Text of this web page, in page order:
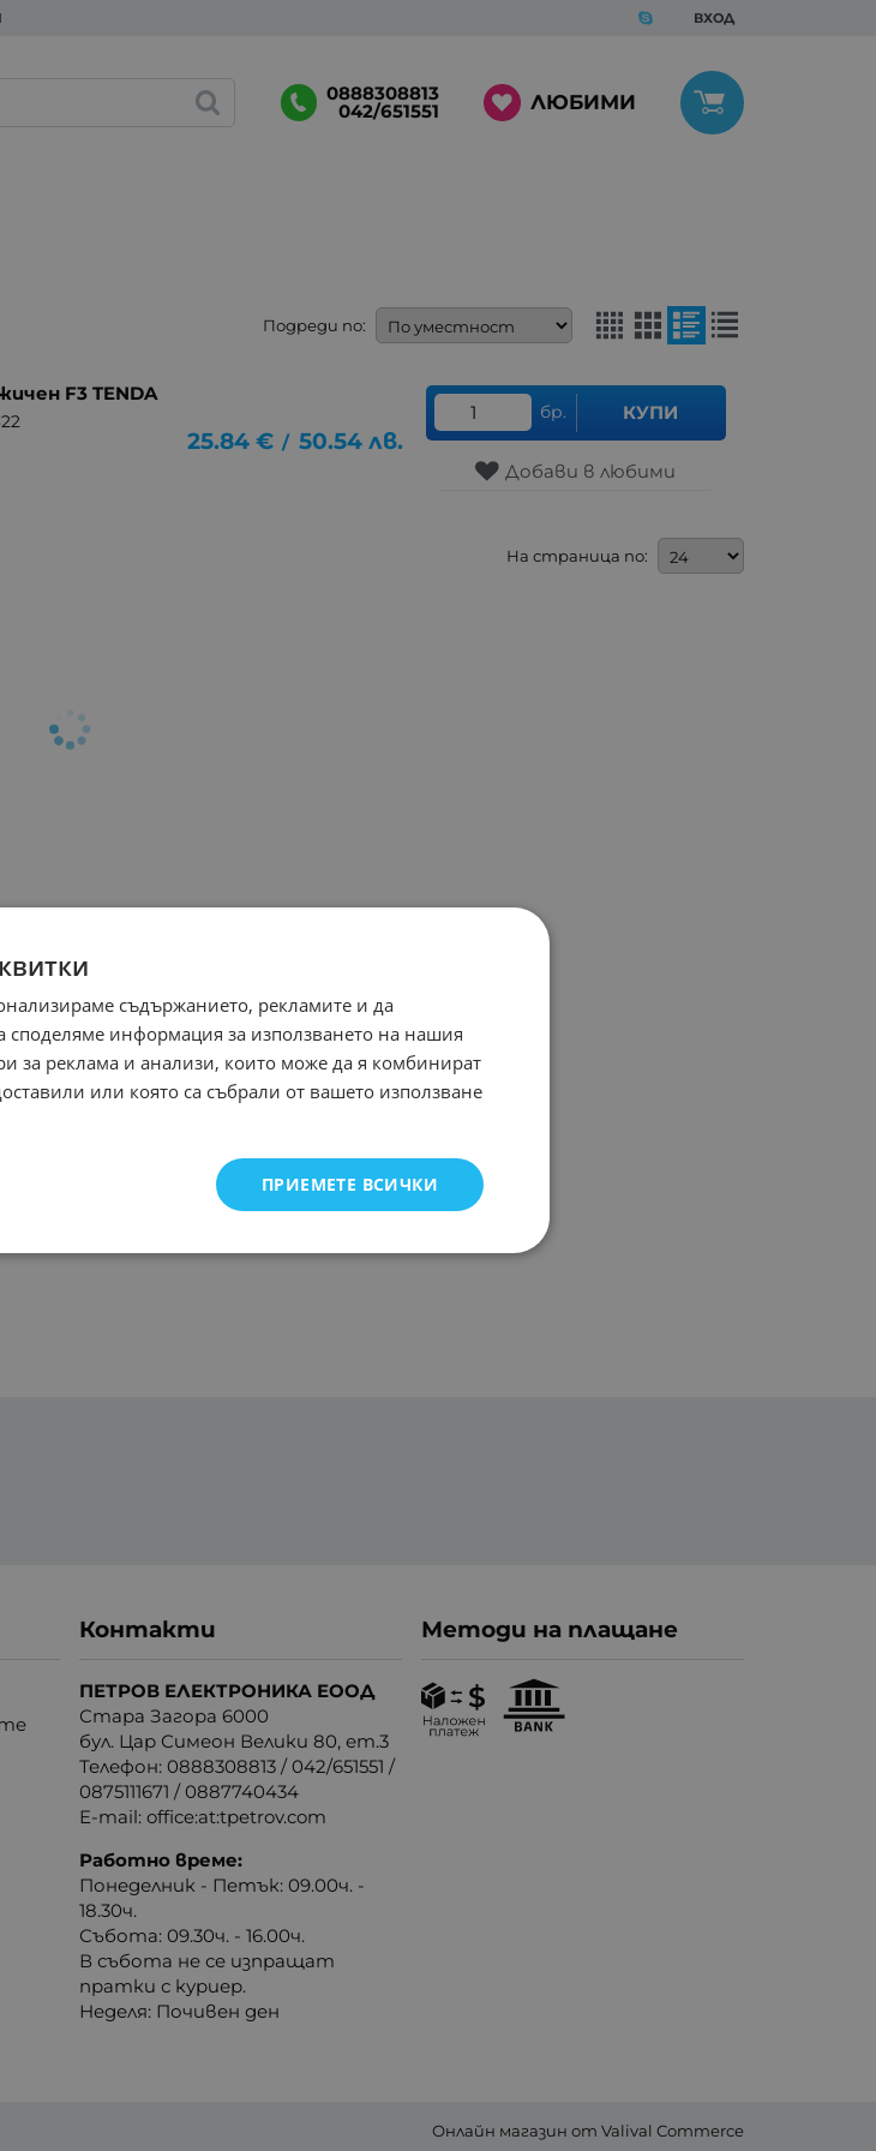
ВХОД
0888308813
042/651551 ЛЮБИМИ
Подреди по:
F3 TENDA
25.84 € / 50.54 лв.
бр. КУПИ
Добави в любими
На страница по:
Контакти
ПЕТРОВ ЕЛЕКТРОНИКА ЕООД
Стара Загора 6000
бул. Цар Симеон Велики 80, ет.3
Телефон:0888308813 /042/651551 /
0875111671 /0887740434
E-mail:office:at:tpetrov.com
Работно време:
Понеделник - Петък: 09.00ч. -
18.30ч.
Събота: 09.30ч. - 16.00ч.
В събота не се изпращат
пратки с куриер.
Неделя: Почивен ден
Методи на плащане
Онлайн магазин от Valival Commerce
съдържанието, рекламите и да
информация за използването на нашия
за реклама и анализи, които може да я комбинират
или която са събрали от вашето използване
ПРИЕМЕТЕ ВСИЧКИ